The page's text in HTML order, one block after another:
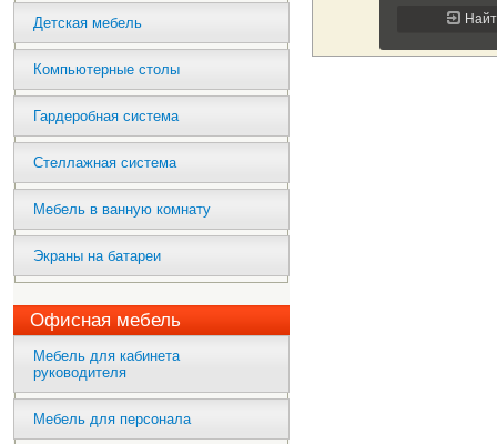
Детская мебель
Компьютерные столы
Гардеробная система
Стеллажная система
Мебель в ванную комнату
Экраны на батареи
Офисная мебель
Мебель для кабинета
руководителя
Мебель для персонала